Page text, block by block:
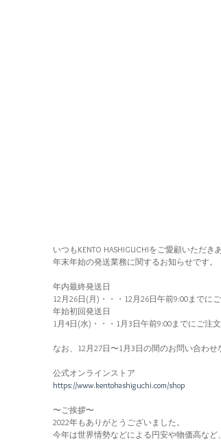
いつもKENTO HASHIGUCHIをご愛顧いただき
年末年始の発送業務に関するお知らせです。
年内最終発送日
12月26日(月)・・・12月26日午前9:00までに
年始初回発送日
1月4日(水)・・・1月3日午前9:00までにご注
なお、12月27日〜1月3日の間のお問い合わ
公式オンラインストア
https://www.kentohashiguchi.com/shop
〜ご挨拶〜
2022年もありがとうございました。
今年は世界情勢などによる円安や物価高など